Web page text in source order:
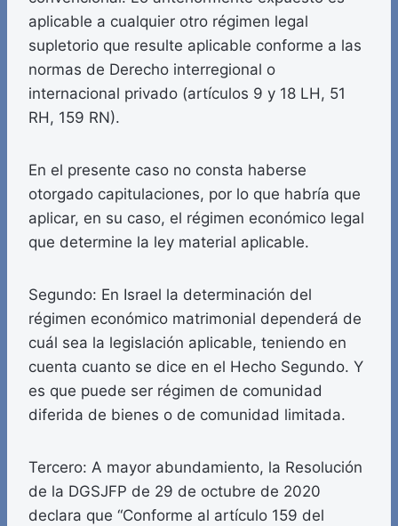
aplicable a cualquier otro régimen legal
supletorio que resulte aplicable conforme a las
normas de Derecho interregional o
internacional privado (artículos 9 y 18 LH, 51
RH, 159 RN).
En el presente caso no consta haberse
otorgado capitulaciones, por lo que habría que
aplicar, en su caso, el régimen económico legal
que determine la ley material aplicable.
Segundo: En Israel la determinación del
régimen económico matrimonial dependerá de
cuál sea la legislación aplicable, teniendo en
cuenta cuanto se dice en el Hecho Segundo. Y
es que puede ser régimen de comunidad
diferida de bienes o de comunidad limitada.
Tercero: A mayor abundamiento, la Resolución
de la DGSJFP de 29 de octubre de 2020
declara que “Conforme al artículo 159 del